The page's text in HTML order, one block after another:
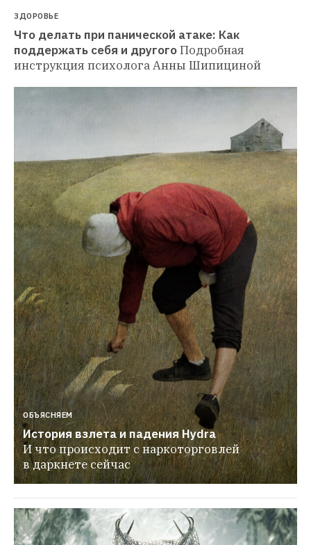
ЗДОРОВЬЕ
Что делать при панической атаке: Как
поддержать себя и другогоПодробная
инструкция психолога Анны Шипициной
ОБЪЯСНЯЕМ
История взлета и падения Hydra
И что происходит с наркоторговлей
в даркнете сейчас